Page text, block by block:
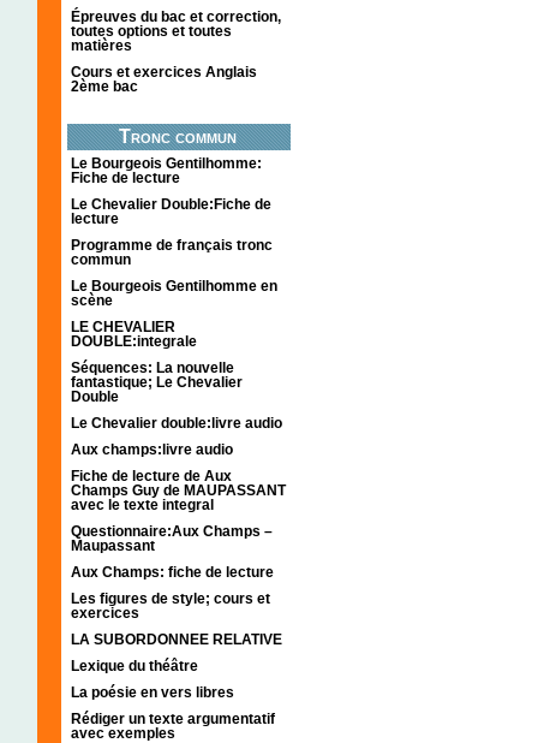
Épreuves du bac et correction,
toutes options et toutes
matières
Cours et exercices Anglais
2ème bac
Tronc commun
Le Bourgeois Gentilhomme:
Fiche de lecture
Le Chevalier Double:Fiche de
lecture
Programme de français tronc
commun
Le Bourgeois Gentilhomme en
scène
LE CHEVALIER
DOUBLE:integrale
Séquences: La nouvelle
fantastique; Le Chevalier
Double
Le Chevalier double:livre audio
Aux champs:livre audio
Fiche de lecture de Aux
Champs Guy de MAUPASSANT
avec le texte integral
Questionnaire:Aux Champs –
Maupassant
Aux Champs: fiche de lecture
Les figures de style; cours et
exercices
LA SUBORDONNEE RELATIVE
Lexique du théâtre
La poésie en vers libres
Rédiger un texte argumentatif
avec exemples